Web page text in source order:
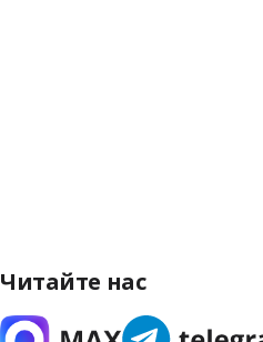
Читайте нас